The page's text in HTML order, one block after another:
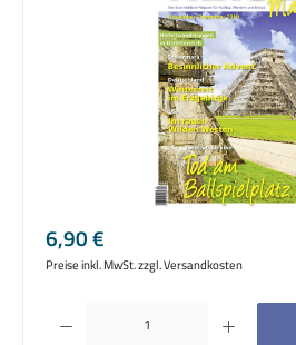
Regulärer Preis:
6,90 €
Preise inkl. MwSt. zzgl. Versandkosten
Produkt Anzahl: Gib den gewünschten Wert